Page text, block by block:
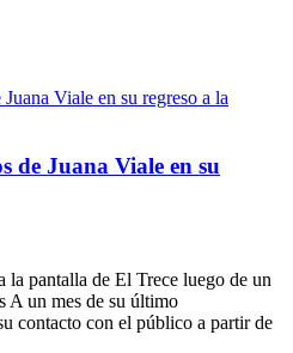
de Juana Viale en su
la pantalla de El Trece luego de un
A un mes de su último
contacto con el público a partir de